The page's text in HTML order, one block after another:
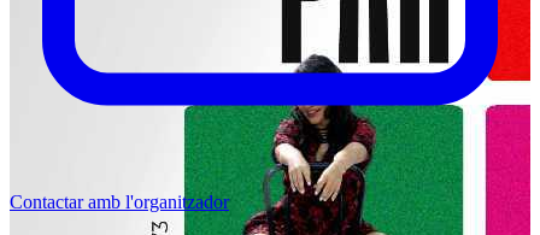
Contactar amb l'organitzador